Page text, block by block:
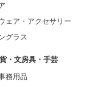
ェア・アクセサリー
グラス
・文房具・手芸
務用品